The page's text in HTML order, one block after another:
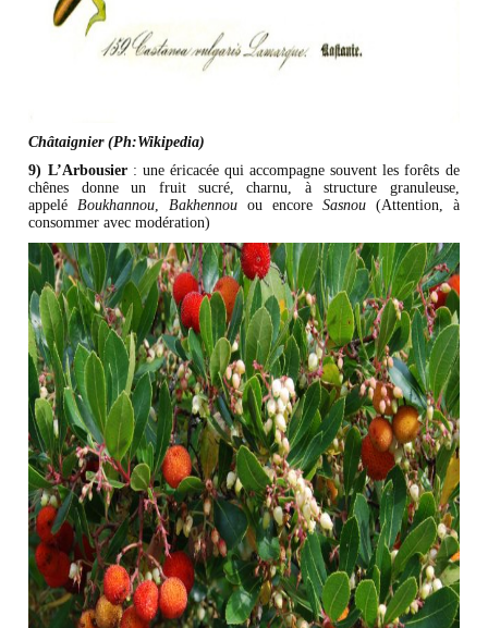
Châtaignier (Ph:Wikipedia)
9) L’Arbousier: une éricacée qui accompagne souvent les forêts de
chênes donne un fruit sucré, charnu, à structure granuleuse,
appelé Boukhannou Bakhennouou encore Sasnou (Attention, à
consommer avec modération)